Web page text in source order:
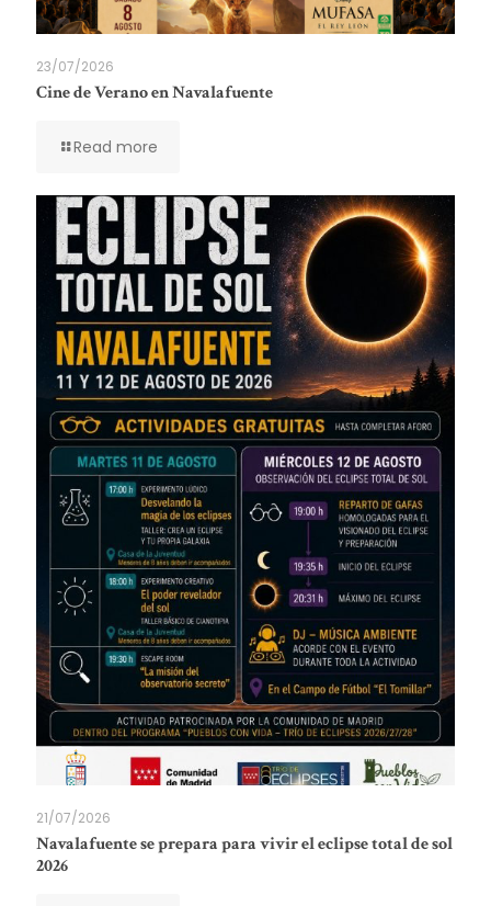
23/07/2026
Cine de Verano en Navalafuente
Read more
21/07/2026
Navalafuente se prepara para vivir el eclipse total de sol
2026